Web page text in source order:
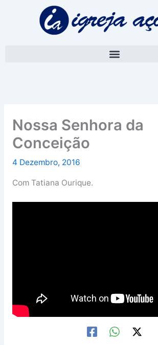
Nossa Senhora da
Conceição
4 Dezembro, 2016
Com Tatiana Ourique.